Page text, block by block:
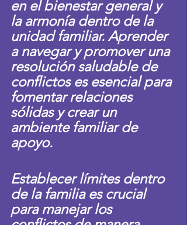
en el bienestar general y
la armonía dentro de la
unidad familiar. Aprender
a navegar y promover una
resolución saludable de
conflictos es esencial para
fomentar relaciones
sólidas y crear un
ambiente familiar de
apoyo.
Establecer límites dentro
de la familia es crucial
para manejar los